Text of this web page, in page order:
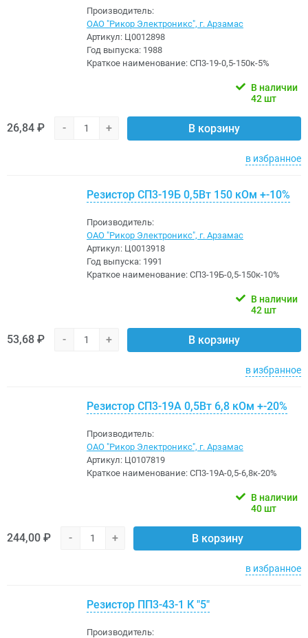
Производитель:
ОАО "Рикор Электроникс", г. Арзамас
Артикул: Ц0012898
Год выпуска: 1988
Краткое наименование: СП3-19-0,5-150к-5%
В наличии
42 шт
26,84 ₽ - + В корзину
в избранное
Резистор СП3-19Б 0,5Вт 150 кОм +-10%
Производитель:
ОАО "Рикор Электроникс", г. Арзамас
Артикул: Ц0013918
Год выпуска: 1991
Краткое наименование: СП3-19Б-0,5-150к-10%
В наличии
42 шт
53,68 ₽ - + В корзину
в избранное
Резистор СП3-19А 0,5Вт 6,8 кОм +-20%
Производитель:
ОАО "Рикор Электроникс", г. Арзамас
Артикул: Ц0107819
Краткое наименование: СП3-19А-0,5-6,8к-20%
В наличии
40 шт
244,00 ₽ - + В корзину
в избранное
Резистор ПП3-43-1 К "5"
Производитель: